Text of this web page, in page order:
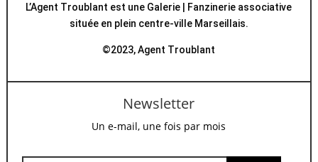
L’Agent Troublant est une Galerie | Fanzinerie associative
située en plein centre-ville Marseillais.
©2023, Agent Troublant
Newsletter
Un e-mail, une fois par mois